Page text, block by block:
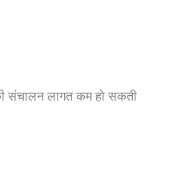
संचालन लागत कम हो सकती